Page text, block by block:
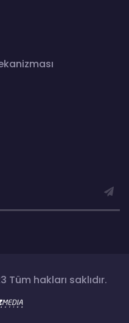
hakları saklıdır.